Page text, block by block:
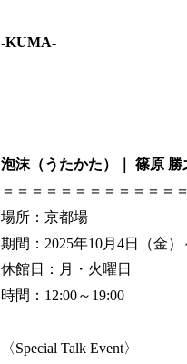
-KUMA-
泡沫（うたかた）｜ 篠原 勝
＝＝＝＝＝＝＝＝＝＝＝＝
場所：京都場
期間：2025年10月4日（金）
休館日：月・火曜日
時間：12:00～19:00
〈Special Talk Event〉